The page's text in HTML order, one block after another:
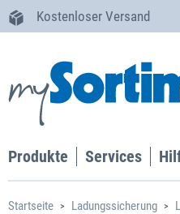
Kostenloser Versand
Produkte Services
Startseite Ladungssicherung